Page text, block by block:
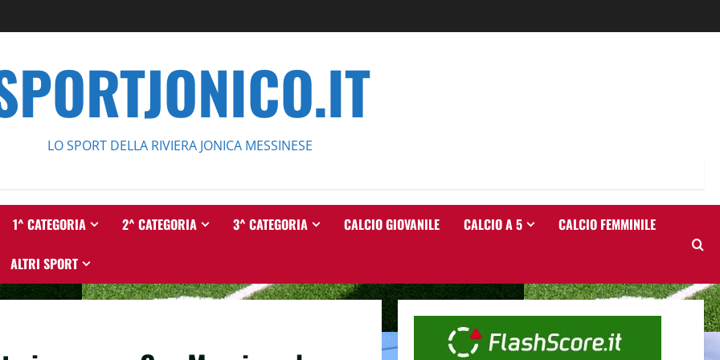
LO SPORT DELLA RIVIERA JONICA MESSINESE
1^ CATEGORIA 2^ CATEGORIA 3^ CATEGORIA CALCIO GIOVANILE CALCIO A 5 CALCIO FEMMINILE
ALTRI SPORT